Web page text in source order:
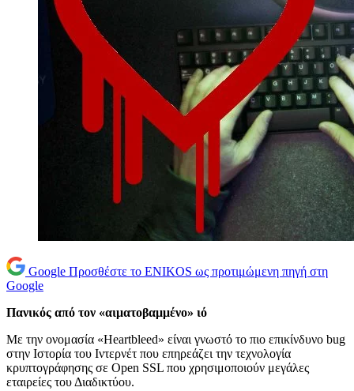
Google Προσθέστε το ENIKOS ως προτιμώμενη πηγή στη
Google
Πανικός από τον «αιματοβαμμένο» ιό
Με την ονομασία «Heartbleed» είναι γνωστό το πιο επικίνδυνο bug
στην Ιστορία του Ιντερνέτ που επηρεάζει την τεχνολογία
κρυπτογράφησης σε Open SSL που χρησιμοποιούν μεγάλες
εταιρείες του Διαδικτύου.